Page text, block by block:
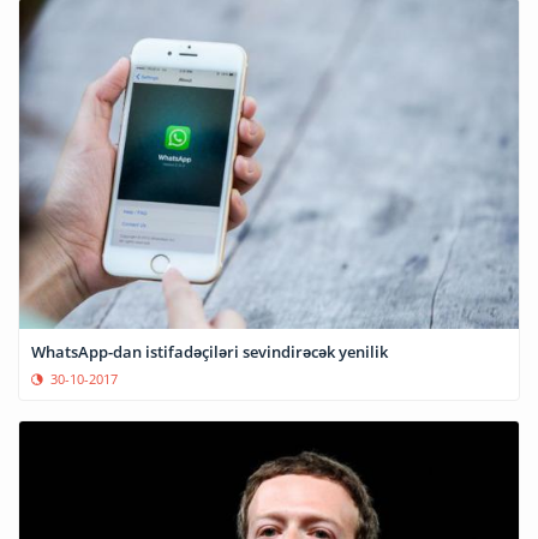
WhatsApp-dan istifadəçiləri sevindirəcək yenilik
30-10-2017